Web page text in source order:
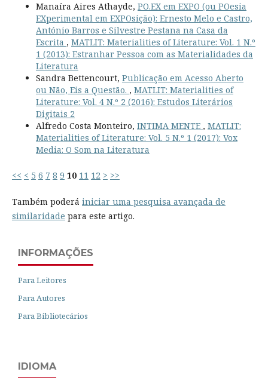
Manaíra Aires Athayde, PO.EX em EXPO (ou POesia
EXperimental em EXPOsição): Ernesto Melo e Castro,
António Barros e Silvestre Pestana na Casa da
Escrita , MATLIT: Materialities of Literature: Vol. 1 N.º
1 (2013): Estranhar Pessoa com as Materialidades da
Literatura
Sandra Bettencourt, Publicação em Acesso Aberto
ou Não, Eis a Questão. , MATLIT: Materialities of
Literature: Vol. 4 N.º 2 (2016): Estudos Literários
Digitais 2
Alfredo Costa Monteiro, INTIMA MENTE , MATLIT:
Materialities of Literature: Vol. 5 N.º 1 (2017): Vox
Media: O Som na Literatura
<< < 5 6 7 8 9 10 11 12 > >>
Também poderá iniciar uma pesquisa avançada de
similaridade para este artigo.
INFORMAÇÕES
Para Leitores
Para Autores
Para Bibliotecários
IDIOMA